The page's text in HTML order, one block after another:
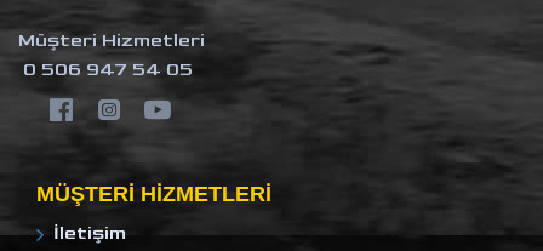
Müşteri Hizmetleri
0 506 947 54 05
MÜŞTERI HIZMETLERI
İletişim